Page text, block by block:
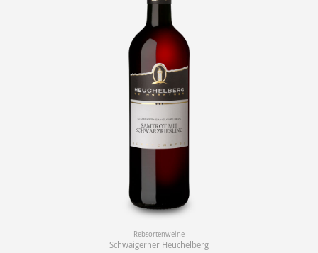
Rebsortenweine
Schwaigerner Heuchelberg